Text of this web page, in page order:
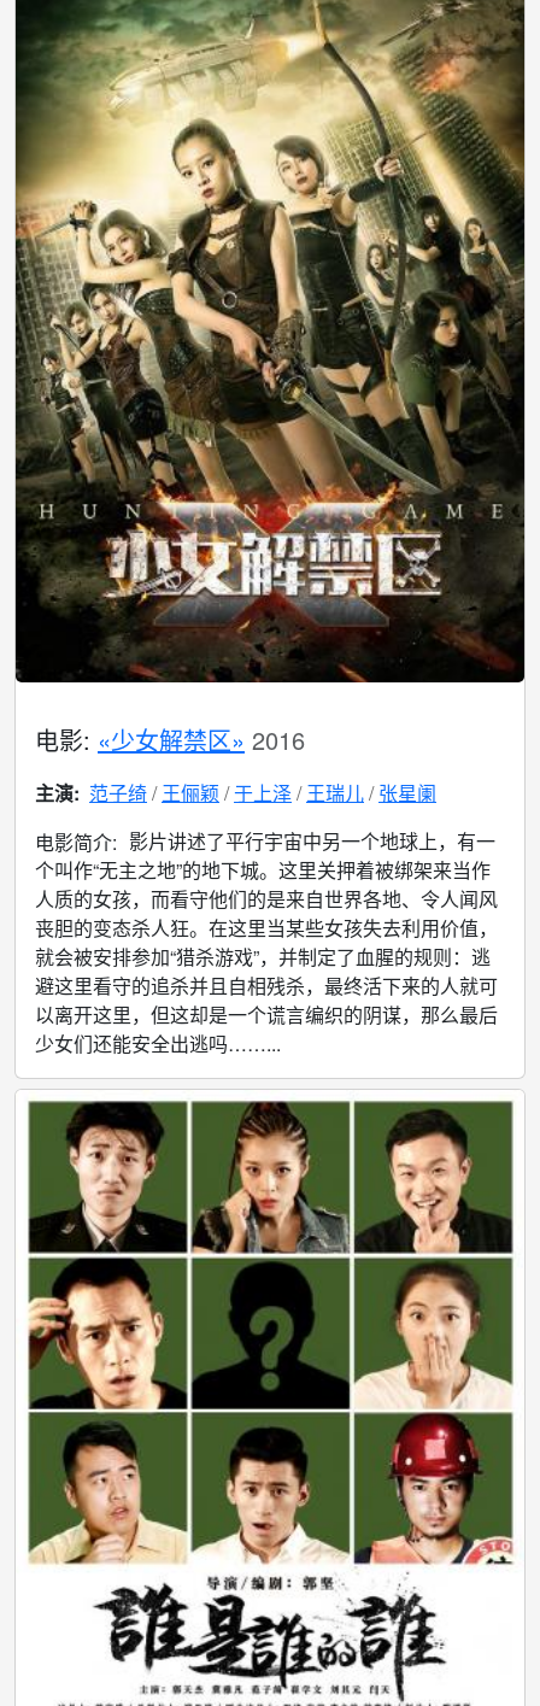
电影: «少女解禁区» 2016
主演: 范子绮 王俪颖 于上泽 王瑞儿 张星阑
电影简介: 影片讲述了平行宇宙中另一个地球上，有一
个叫作“无主之地”的地下城。这里关押着被绑架来当作
人质的女孩，而看守他们的是来自世界各地、令人闻风
丧胆的变态杀人狂。在这里当某些女孩失去利用价值，
就会被安排参加“猎杀游戏”，并制定了血腥的规则：逃
避这里看守的追杀并且自相残杀，最终活下来的人就可
以离开这里，但这却是一个谎言编织的阴谋，那么最后
少女们还能安全出逃吗……...